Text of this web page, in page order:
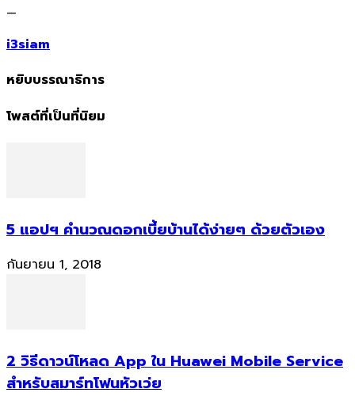
—
i3siam
หยิบบรรณาธิการ
โพสต์ที่เป็นที่นิยม
5 แอปฯ คำนวณดอกเบี้ยบ้านได้ง่ายๆ ด้วยตัวเอง
กันยายน 1, 2018
2 วิธีดาวน์โหลด App ใน Huawei Mobile Service
สำหรับสมาร์ทโฟนหัวเว่ย